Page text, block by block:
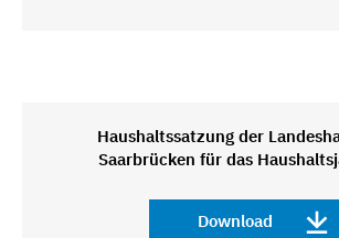
Haushaltssatzung der
Saarbrücken für das
Download